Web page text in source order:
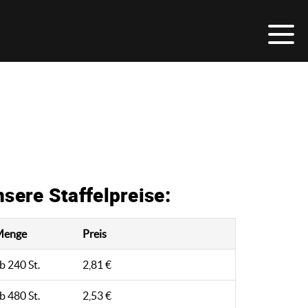
Staffelpreise:
Preis
240 St. 2,81 €
480 St. 2,53 €